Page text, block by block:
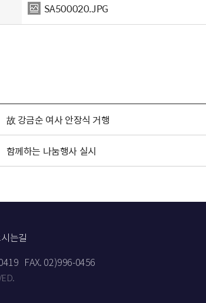
SA500020.JPG
故 강금순 여사 안장식 거행
함께하는 나눔행사 실시
는길
FAX. 02)996-0456